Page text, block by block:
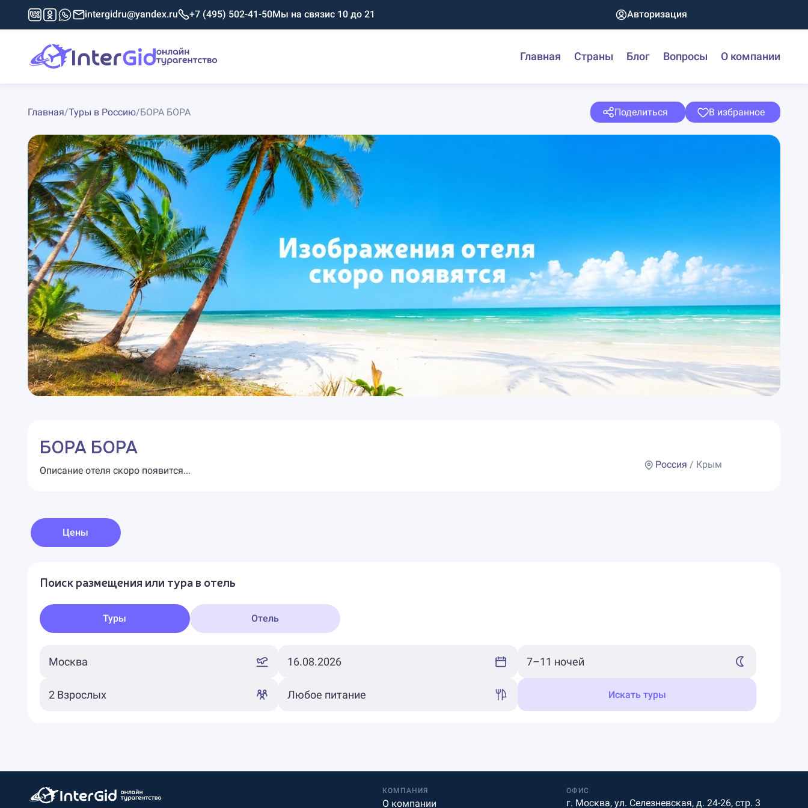
intergidru@yandex.ru +7 (495) 502-41-50Мы на связис 10 до 21 Авторизация
Главная Страны Блог Вопросы О компании
Главная/Туры в Россию/БОРА БОРА Поделиться В избранное
БОРА БОРА
Описание отеля скоро появится...
Россия / Крым
Цены
Поиск размещения или тура в отель
Туры Отель
Искать туры
КОМПАНИЯ
О компании
ОФИС
г. Москва, ул. Селезневская, д. 24-26, стр. 3